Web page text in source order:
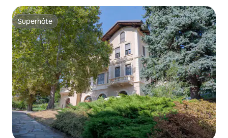
Superhôte
Superhôte